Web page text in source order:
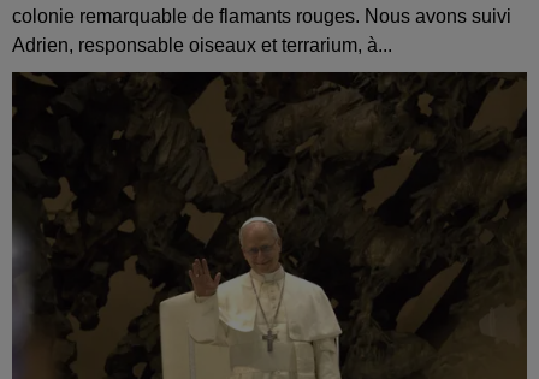
colonie remarquable de flamants rouges. Nous avons suivi
Adrien, responsable oiseaux et terrarium, à...